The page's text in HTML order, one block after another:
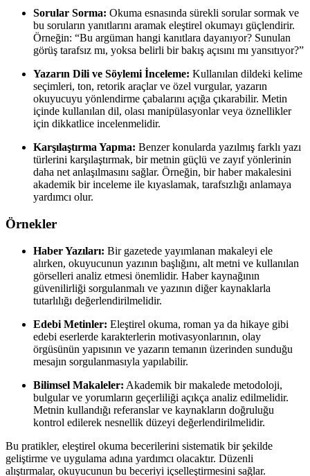
Sorular Sorma: Okuma esnasında sürekli sorular sormak ve
bu soruların yanıtlarını aramak eleştirel okumayı güçlendirir.
Örneğin: “Bu argüman hangi kanıtlara dayanıyor? Sunulan
görüş tarafsız mı, yoksa belirli bir bakış açısını mı yansıtıyor?”
Yazarın Dili ve Söylemi İnceleme: Kullanılan dildeki kelime
seçimleri, ton, retorik araçlar ve özel vurgular, yazarın
okuyucuyu yönlendirme çabalarını açığa çıkarabilir. Metin
içinde kullanılan dil, olası manipülasyonlar veya öznellikler
için dikkatlice incelenmelidir.
Karşılaştırma Yapma: Benzer konularda yazılmış farklı yazı
türlerini karşılaştırmak, bir metnin güçlü ve zayıf yönlerinin
daha net anlaşılmasını sağlar. Örneğin, bir haber makalesini
akademik bir inceleme ile kıyaslamak, tarafsızlığı anlamaya
yardımcı olur.
Örnekler
Haber Yazıları: Bir gazetede yayımlanan makaleyi ele
alırken, okuyucunun yazının başlığını, alt metni ve kullanılan
görselleri analiz etmesi önemlidir. Haber kaynağının
güvenilirliği sorgulanmalı ve yazının diğer kaynaklarla
tutarlılığı değerlendirilmelidir.
Edebi Metinler: Eleştirel okuma, roman ya da hikaye gibi
edebi eserlerde karakterlerin motivasyonlarının, olay
örgüsünün yapısının ve yazarın temanın üzerinden sunduğu
mesajın sorgulanmasıyla yapılabilir.
Bilimsel Makaleler: Akademik bir makalede metodoloji,
bulgular ve yorumların geçerliliği açıkça analiz edilmelidir.
Metnin kullandığı referanslar ve kaynakların doğruluğu
kontrol edilerek nesnellik düzeyi değerlendirilmelidir.
Bu pratikler, eleştirel okuma becerilerini sistematik bir şekilde
geliştirme ve uygulama adına yardımcı olacaktır. Düzenli
alıştırmalar, okuyucunun bu beceriyi içselleştirmesini sağlar.